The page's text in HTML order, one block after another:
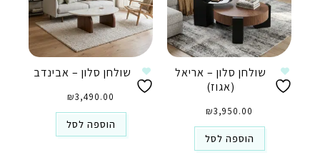
שולחן סלון – אריאל
(אגוז)
₪3,950.00
הוספה לסל
שולחן סלון – אבינדב
₪3,490.00
הוספה לסל